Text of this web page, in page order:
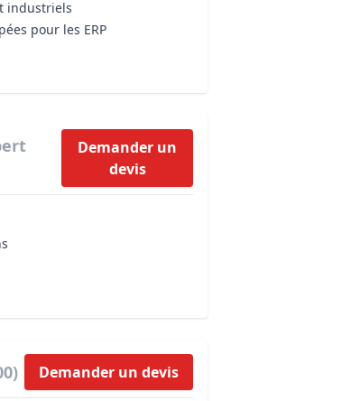
industriels
pour les ERP
Demander un
devis
Demander un devis